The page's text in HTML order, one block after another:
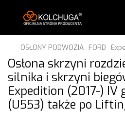
OSŁONY PODWOZIA FORD
Osłona skrzyni
silnika i skrzyni
Expedition (2017-) IV
(U553) także po